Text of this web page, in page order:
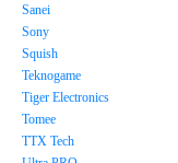
Sanei
Sony
Squish
Teknogame
Tiger Electronics
Tomee
TTX Tech